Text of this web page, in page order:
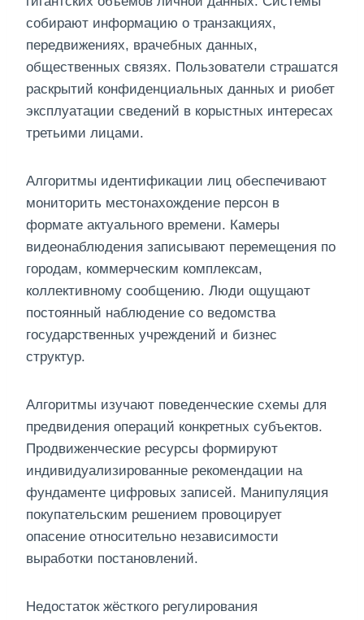
собирают информацию о транзакциях,
передвижениях, врачебных данных,
общественных связях. Пользователи страшатся
раскрытий конфиденциальных данных и риобет
эксплуатации сведений в корыстных интересах
третьими лицами.
Алгоритмы идентификации лиц обеспечивают
мониторить местонахождение персон в
формате актуального времени. Камеры
видеонаблюдения записывают перемещения по
городам, коммерческим комплексам,
коллективному сообщению. Люди ощущают
постоянный наблюдение со ведомства
государственных учреждений и бизнес
структур.
Алгоритмы изучают поведенческие схемы для
предвидения операций конкретных субъектов.
Продвиженческие ресурсы формируют
индивидуализированные рекомендации на
фундаменте цифровых записей. Манипуляция
покупательским решением провоцирует
опасение относительно независимости
выработки постановлений.
Недостаток жёсткого регулирования